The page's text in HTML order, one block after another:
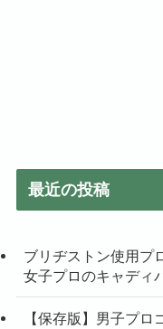
最近の投稿
ブリヂストン使用プ
女子プロのキャディ
【保存版】男子プ